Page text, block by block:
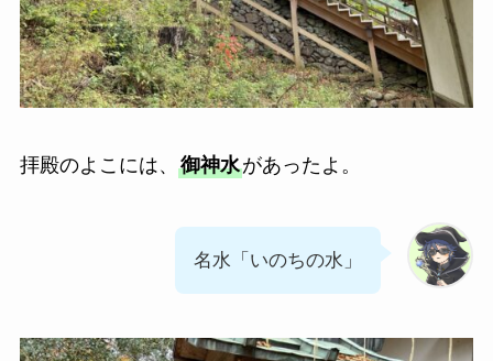
拝殿のよこには、 御神水があったよ。
名水「いのちの水」